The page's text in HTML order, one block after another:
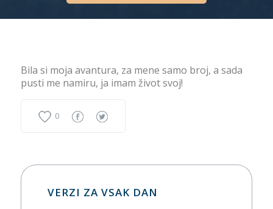
Bila si moja avantura, za mene samo broj, a sada
pusti me namiru, ja imam život svoj!
0
VERZI ZA VSAK DAN